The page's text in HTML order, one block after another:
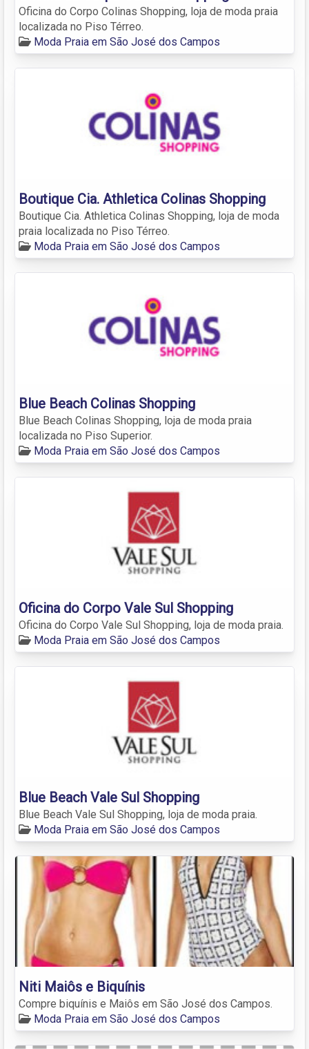
Oficina do Corpo Colinas Shopping, loja de moda praia
localizada no Piso Térreo.
Moda Praia em São José dos Campos
Boutique Cia. Athletica Colinas Shopping
Boutique Cia. Athletica Colinas Shopping, loja de moda
praia localizada no Piso Térreo.
Moda Praia em São José dos Campos
Blue Beach Colinas Shopping
Blue Beach Colinas Shopping, loja de moda praia
localizada no Piso Superior.
Moda Praia em São José dos Campos
Oficina do Corpo Vale Sul Shopping
Oficina do Corpo Vale Sul Shopping, loja de moda praia.
Moda Praia em São José dos Campos
Blue Beach Vale Sul Shopping
Blue Beach Vale Sul Shopping, loja de moda praia.
Moda Praia em São José dos Campos
Niti Maiôs e Biquínis
Compre biquínis e Maiôs em São José dos Campos.
Moda Praia em São José dos Campos